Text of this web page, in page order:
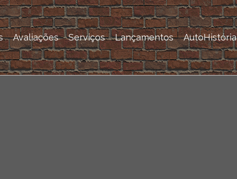
Avaliações Serviços Lançamentos AutoHistória